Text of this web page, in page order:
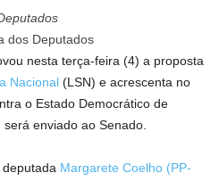
dos Deputados
nesta terça-feira (4) a proposta
Nacional (LSN) e acrescenta no
o Estado Democrático de
enviado ao Senado.
Margarete Coelho (PP-